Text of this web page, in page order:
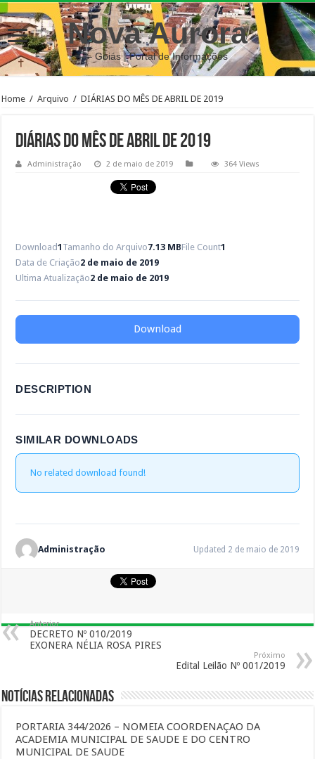
Nova Aurora
– Goiás | Portal de Informações
Home / Arquivo / DIÁRIAS DO MÊS DE ABRIL DE 2019
DIÁRIAS DO MÊS DE ABRIL DE 2019
Administração 2 de maio de 2019 364 Views
Download1 Tamanho do Arquivo7.13 MBFile Count1
Data de Criação2 de maio de 2019
Ultima Atualização2 de maio de 2019
Download
DESCRIPTION
SIMILAR DOWNLOADS
No related download found!
Administração Updated 2 de maio de 2019
Anterior
DECRETO Nº 010/2019
EXONERA NÉLIA ROSA PIRES
Próximo
Edital Leilão Nº 001/2019
Notícias Relacionadas
PORTARIA 344/2026 – NOMEIA COORDENAÇAO DA
ACADEMIA MUNICIPAL DE SAUDE E DO CENTRO
MUNICIPAL DE SAUDE